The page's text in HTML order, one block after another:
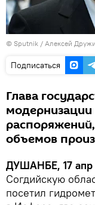
© Sputnik / Алексей
Подписаться
Глава
объемов
ДУШАНБЕ, 17 апр
Согдийскую
посетил